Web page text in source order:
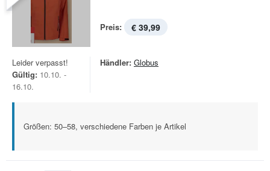
Preis: € 39,99
Leider verpasst!
Gültig: 10.10. -
16.10.
Händler: Globus
Größen: 50–58, verschiedene Farben je Artikel